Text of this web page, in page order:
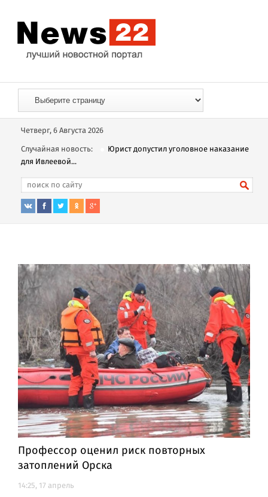
Четверг, 6 Августа 2026
Случайная новость:
Юрист допустил уголовное наказание
для Ивлеевой...
Профессор оценил риск повторных
затоплений Орска
14:25, 17 апрель